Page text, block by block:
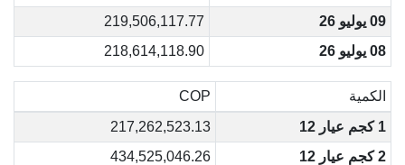
09 يوليو 26
219,506,117.77
08 يوليو 26
218,614,118.90
الكمية
COP
1 كجم عيار 12
217,262,523.13
2 كجم عيار 12
434,525,046.26